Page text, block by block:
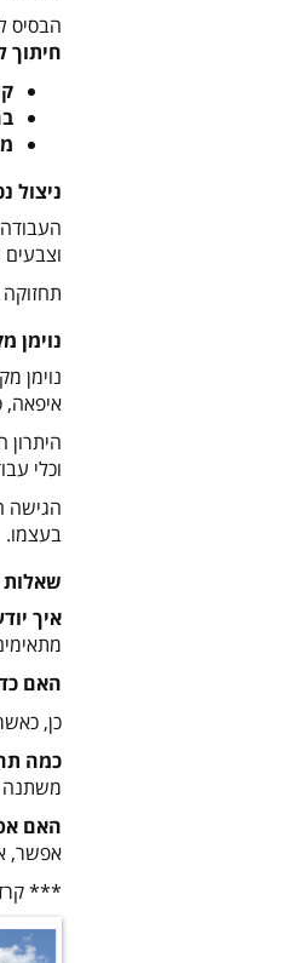
הבסיס
חיתוך
ניצול
נוימן
איפאה,
וכלי
הגישה
בעצמו.
שאלות
איך
האם
כן,
כמה
משתנה
האם
אפשר,
***